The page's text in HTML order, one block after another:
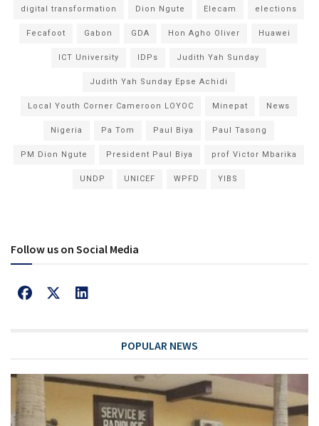
digital transformation Dion Ngute Elecam elections
Fecafoot Gabon GDA Hon Agho Oliver Huawei
ICT University IDPs Judith Yah Sunday
Judith Yah Sunday Epse Achidi
Local Youth Corner Cameroon LOYOC Minepat News
Nigeria Pa Tom Paul Biya Paul Tasong
PM Dion Ngute President Paul Biya prof Victor Mbarika
UNDP UNICEF WPFD YIBS
Follow us on Social Media
POPULAR NEWS